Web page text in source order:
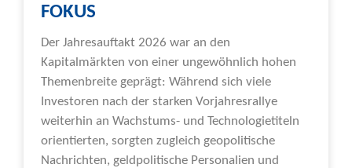
FOKUS
Der Jahresauftakt 2026 war an den
Kapitalmärkten von einer ungewöhnlich hohen
Themenbreite geprägt: Während sich viele
Investoren nach der starken Vorjahresrallye
weiterhin an Wachstums- und Technologietiteln
orientierten, sorgten zugleich geopolitische
Nachrichten, geldpolitische Personalien und